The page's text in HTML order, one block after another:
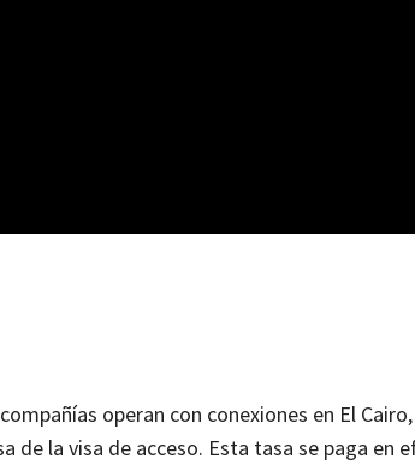
operan con conexiones en El
de la visa de acceso. Esta tasa se paga en